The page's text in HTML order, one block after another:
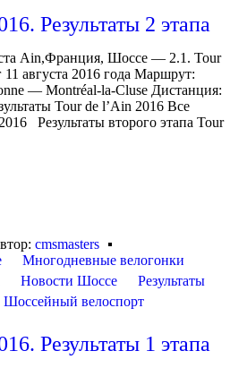
Результаты 2 этапа
Ain,Франция, Шоссе — 2.1. Tour
августа 2016 года Маршрут:
— Montréal-la-Cluse Дистанция:
Tour de l’Ain 2016 Все
Результаты второго этапа Tour
cmsmasters
Многодневные велогонки
Новости Шоссе
Результаты
Шоссейный велоспорт
Результаты 1 этапа